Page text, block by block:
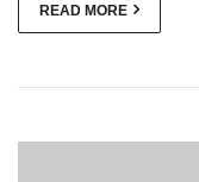
READ MORE